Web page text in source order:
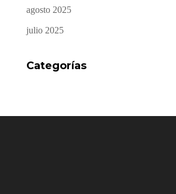
agosto 2025
julio 2025
Categorías